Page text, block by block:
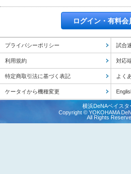
ログイン・有料会
プライバシーポリシー 試合
利用規約 対応
特定商取引法に基づく表記 よく
ケータイから機種変更
横浜DeNAベイスタ
Copyright © YOKOHAMA
All Rights